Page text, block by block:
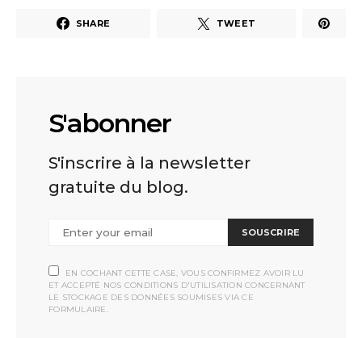
SHARE TWEET
S'abonner
S'inscrire à la newsletter
gratuite du blog.
SOUSCRIRE
EN COCHANT CETTE CASE, VOUS CONFIRMEZ AVOIR LU
ET ACCEPTÉ NOS CONDITIONS D'UTILISATION CONCERNANT
LE STOCKAGE DES DONNÉES SOUMISES VIA CE
FORMULAIRE.